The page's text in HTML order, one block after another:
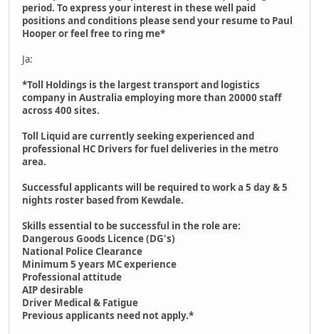
period. To express your interest in these well paid
positions and conditions please send your resume to Paul
Hooper or feel free to ring me*
Ja:
*Toll Holdings is the largest transport and logistics
company in Australia employing more than 20000 staff
across 400 sites.
Toll Liquid are currently seeking experienced and
professional HC Drivers for fuel deliveries in the metro
area.
Successful applicants will be required to work a 5 day & 5
nights roster based from Kewdale.
Skills essential to be successful in the role are:
Dangerous Goods Licence (DG's)
National Police Clearance
Minimum 5 years MC experience
Professional attitude
AIP desirable
Driver Medical & Fatigue
Previous applicants need not apply.*